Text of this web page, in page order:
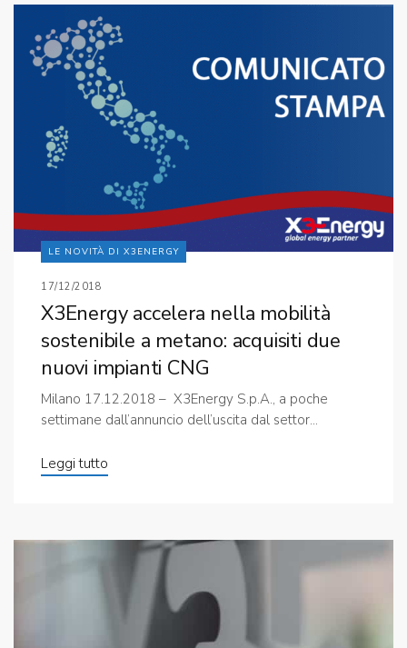
LE NOVITÀ DI X3ENERGY
17/12/2018
X3Energy accelera nella mobilità
sostenibile a metano: acquisiti due
nuovi impianti CNG
Milano 17.12.2018 – X3Energy S.p.A., a poche
settimane dall’annuncio dell’uscita dal settor...
Leggi tutto